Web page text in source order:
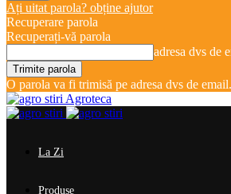
Ați uitat parola? obține ajutor
Recuperare parola
Recuperați-vă parola
adresa dvs de
O parola va fi trimisă pe adresa dvs de email.
Agroteca
La Zi
Produse